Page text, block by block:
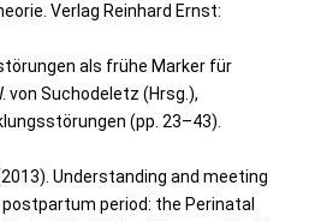
Verlag Reinhard Ernst:
als frühe Marker für
von Suchodeletz (Hrsg.),
(pp. 23–43).
Understanding and meeting
period: the Perinatal